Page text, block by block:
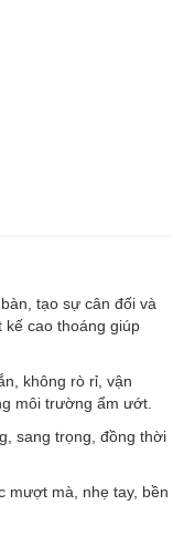
tạo sự cân đối và
cao thoáng giúp
không rò rỉ, vận
môi trường ẩm ướt.
sang trọng, đồng thời
mượt mà, nhẹ tay, bền